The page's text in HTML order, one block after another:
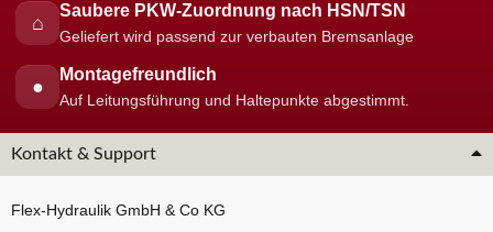
⌂
Saubere PKW-Zuordnung nach HSN/TSN
Geliefert wird passend zur verbauten Bremsanlage
●
Montagefreundlich
Auf Leitungsführung und Haltepunkte abgestimmt.
Kontakt & Support
Flex-Hydraulik GmbH & Co KG